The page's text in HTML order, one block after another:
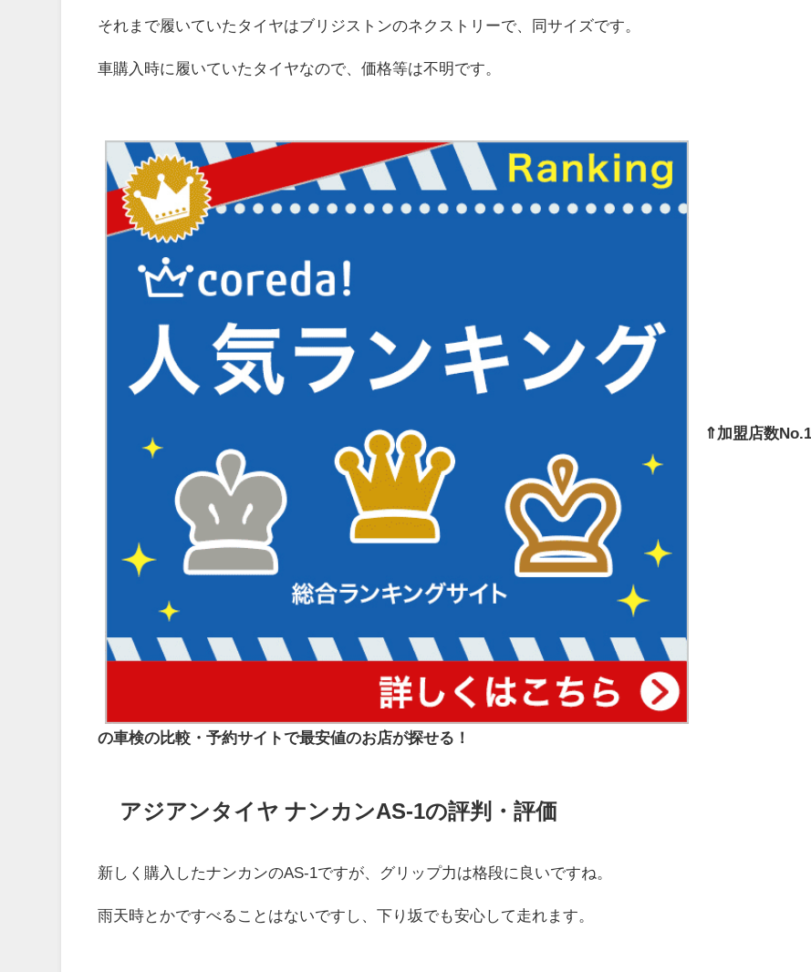
それまで履いていたタイヤはブリジストンのネクストリーで、同サイズです。
車購入時に履いていたタイヤなので、価格等は不明です。
⇑加盟店数No.1
の車検の比較・予約サイトで最安値のお店が探せる！
アジアンタイヤ ナンカンAS-1の評判・評価
新しく購入したナンカンのAS-1ですが、グリップ力は格段に良いですね。
雨天時とかですべることはないですし、下り坂でも安心して走れます。